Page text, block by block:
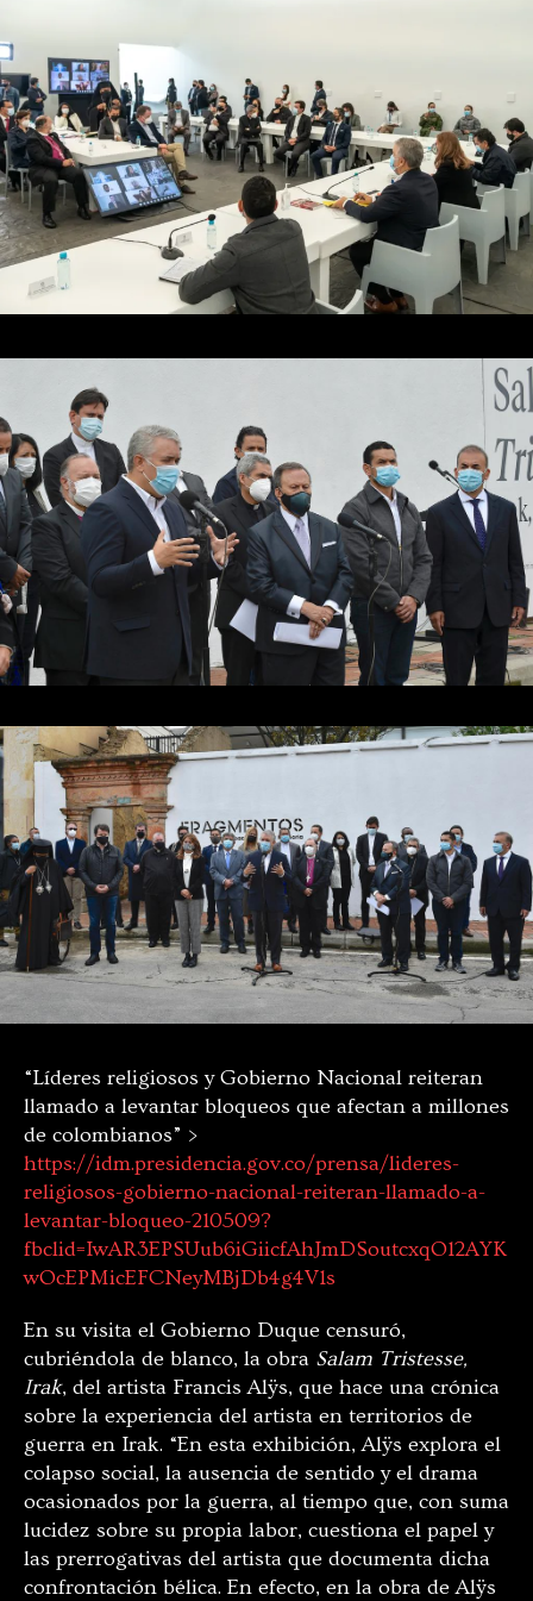
“Líderes religiosos y Gobierno Nacional reiteran
llamado a levantar bloqueos que afectan a millones
de colombianos” >
https://idm.presidencia.gov.co/prensa/lideres-
religiosos-gobierno-nacional-reiteran-llamado-a-
levantar-bloqueo-210509?
fbclid=IwAR3EPSUub6iGiicfAhJmDSoutcxqO12AYK
wOcEPMicEFCNeyMBjDb4g4V1s
En su visita el Gobierno Duque censuró,
cubriéndola de blanco, la obra Salam Tristesse,
Irak, del artista Francis Alÿs, que hace una crónica
sobre la experiencia del artista en territorios de
guerra en Irak. “En esta exhibición, Alÿs explora el
colapso social, la ausencia de sentido y el drama
ocasionados por la guerra, al tiempo que, con suma
lucidez sobre su propia labor, cuestiona el papel y
las prerrogativas del artista que documenta dicha
confrontación bélica. En efecto, en la obra de Alÿs